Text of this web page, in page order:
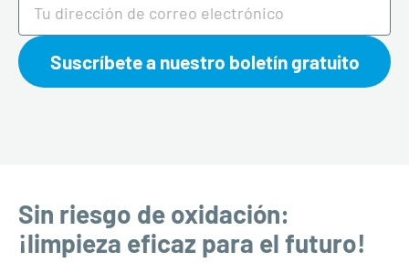
Suscríbete a nuestro boletín gratuito
Sin riesgo de oxidación:
¡limpieza eficaz para el futuro!